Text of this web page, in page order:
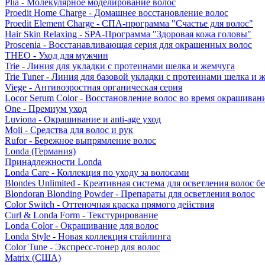
Plia - Молекулярное моделирование волос
Proedit Home Charge - Домашнее восстановление волос
Proedit Element Charge - СПА-программа "Счастье для волос"
Hair Skin Relaxing - SPA-Программа "Здоровая кожа головы"
Proscenia - Восстанавливающая серия для окрашенных волос
THEO - Уход для мужчин
Trie - Линия для укладки с протеинами шелка и жемчуга
Trie Tuner - Линия для базовой укладки с протеинами шелка и
Viege - Антивозростная органическая серия
Locor Serum Color - Восстановление волос во время
One - Премиум уход
Luviona - Окрашивание и anti-age уход
Moii - Средства для волос и рук
Rufor - Бережное выпрямление волос
Londa (Германия)
Принадлежности Londa
Londa Care - Коллекция по уходу за волосами
Blondes Unlimited - Креативная система для осветления волос
Blondoran Blonding Powder - Препараты для осветления волос
Color Switch - Оттеночная краска прямого действия
Curl & Londa Form - Текстурирование
Londa Color - Окрашивание для волос
Londa Style - Новая коллекция стайлинга
Color Tune - Экспресс-тонер для волос
Matrix (США)